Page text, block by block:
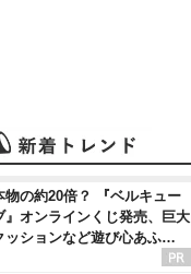
物の約20倍？ 『ベルキュー
』オンラインくじ発売、巨大
ッションなど遊び心あふ…